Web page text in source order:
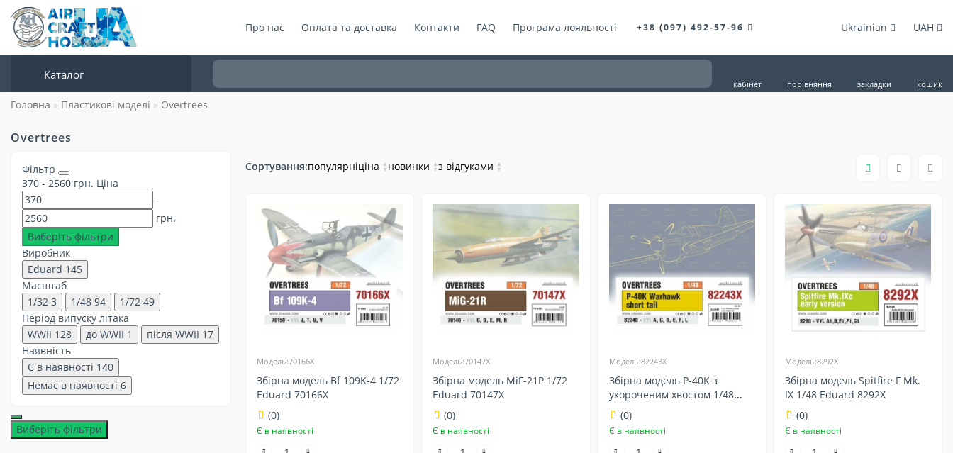
Про нас Оплата та доставка Контакти FAQ Програма лояльності +38 (097) 492-57-96 UAH
Ukrainian
Каталог
кабінет порівняння закладки кошик
Головна Пластикові моделі Overtrees
Overtrees
Фільтр
370 - 2560 грн. Ціна
-
грн.
Виберіть фільтри
Виробник
Eduard 145
Масштаб
1/32 3 1/48 94 1/72 49
Період випуску літака
WWII 128 до WWII 1 після WWII 17
Наявність
Є в наявності 140
Немає в наявності 6
Виберіть фільтри
Сортування:популярніціна ▲
▼ новинки ▲
▼з відгуками ▲
▼
Модель:70166X
Збірна модель Bf 109K-4 1/72
Eduard 70166X
(0)
Є в наявності
Модель:70147X
Збірна модель МіГ-21Р 1/72
Eduard 70147X
(0)
Є в наявності
Модель:82243X
Збірна модель P-40K з
укороченим хвостом 1/48
Eduard 82243X
(0)
Є в наявності
Модель:8292X
Збірна модель Spitfire F Mk.
IX 1/48 Eduard 8292X
(0)
Є в наявності